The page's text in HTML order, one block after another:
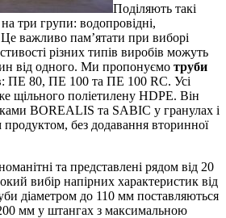
Поділяють такі
три групи: водопровідні,
Це важливо пам’ятати при виборі
різних типів виробів можуть
від одного. Ми пропонуємо труби
ПЕ 80, ПЕ 100 та ПЕ 100 RC. Усі
щільного поліетилену HDPE. Він
BOREALIS та SABIC у гранулах і
без додавання вторинної
та представлені рядом від 20
вибір напірних характеристик від
діаметром до 110 мм поставляються
мм у штангах з максимальною